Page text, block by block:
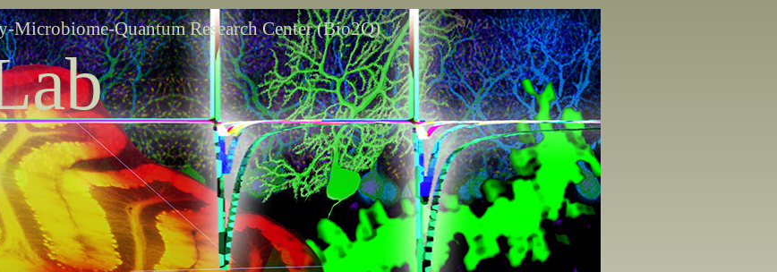
Quantum Research Center (Bio2Q)